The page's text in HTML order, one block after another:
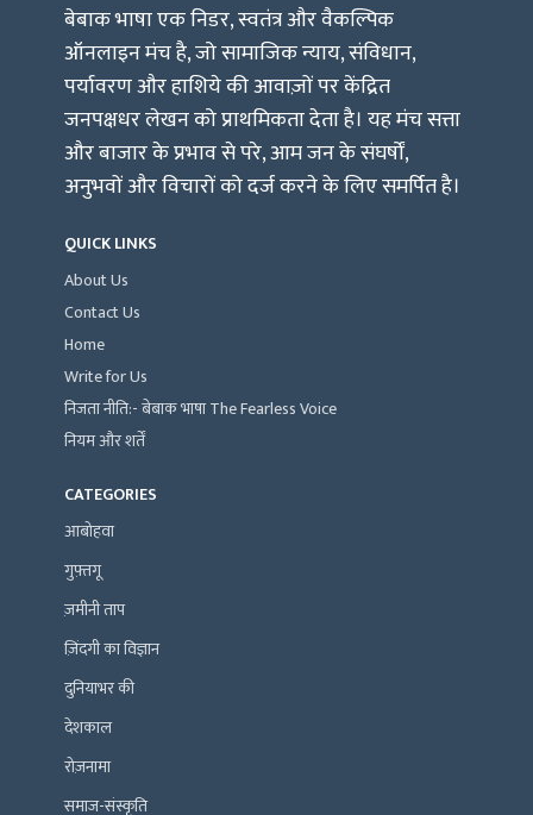
बेबाक भाषा एक निडर, स्वतंत्र और वैकल्पिक
ऑनलाइन मंच है, जो सामाजिक न्याय, संविधान,
पर्यावरण और हाशिये की आवाज़ों पर केंद्रित
जनपक्षधर लेखन को प्राथमिकता देता है। यह मंच सत्ता
और बाजार के प्रभाव से परे, आम जन के संघर्षों,
अनुभवों और विचारों को दर्ज करने के लिए समर्पित है।
QUICK LINKS
About Us
Contact Us
Home
Write for Us
निजता नीति:- बेबाक भाषा The Fearless Voice
नियम और शर्तें
CATEGORIES
आबोहवा
गुफ़्तगू
ज़मीनी ताप
ज़िंदगी का विज्ञान
दुनियाभर की
देशकाल
रोज़नामा
समाज-संस्कृति